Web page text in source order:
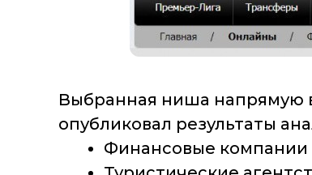
Выбранная ниша напрямую
опубликовал результаты
Финансовые компании